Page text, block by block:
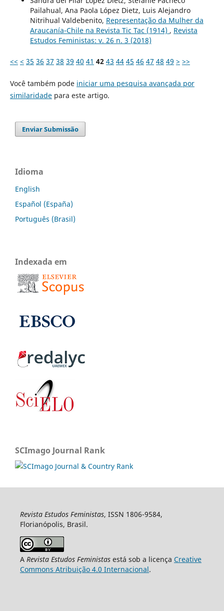
Pailahual, Ana Paola López Dietz, Luis Alejandro
Nitrihual Valdebenito, Representação da Mulher da
Araucanía-Chile na Revista Tic Tac (1914) , Revista
Estudos Feministas: v. 26 n. 3 (2018)
<< < 35 36 37 38 39 40 41 42 43 44 45 46 47 48 49 > >>
Você também pode iniciar uma pesquisa avançada por
similaridadepara este artigo.
Enviar Submissão
Idioma
English
Español (España)
Português (Brasil)
Indexada em
SCImago Journal Rank
Revista Estudos Feministas, ISSN 1806-9584,
Florianópolis, Brasil.
A Revista Estudos Feministasestá sob a licença Creative
Commons Atribuição 4.0 Internacional.